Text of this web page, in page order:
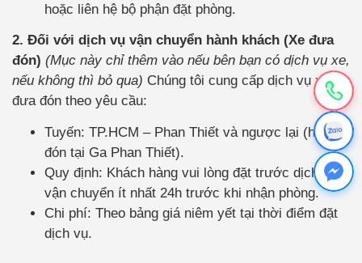
hoặc liên hệ bộ phận đặt phòng.
2. Đối với dịch vụ vận chuyển hành khách (Xe đưa
đón) (Mục này chỉ thêm vào nếu bên bạn có dịch vụ xe,
nếu không thì bỏ qua) Chúng tôi cung cấp dịch vụ xe
đưa đón theo yêu cầu:
Tuyến: TP.HCM – Phan Thiết và ngược lại (hoặc
đón tại Ga Phan Thiết).
Quy định: Khách hàng vui lòng đặt trước dịch vụ
vận chuyển ít nhất 24h trước khi nhận phòng.
Chi phí: Theo bảng giá niêm yết tại thời điểm đặt
dịch vụ.